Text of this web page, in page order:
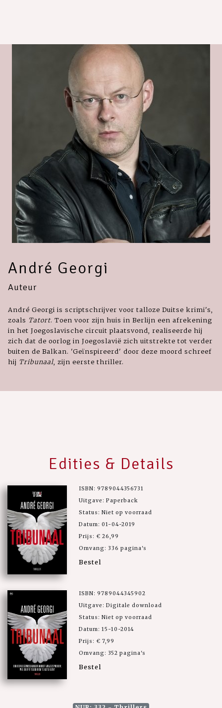
André Georgi
Auteur
André Georgi is scriptschrijver voor talloze Duitse krimi's,
zoals Tatort. Toen voor zijn huis in Berlijn een afrekening
in het Joegoslavische circuit plaatsvond, realiseerde hij
zich dat de oorlog in Joegoslavië zich uitstrekte tot verder
buiten de Balkan. 'Geïnspireerd' door deze moord schreef
hij Tribunaal , zijn eerste thriller.
Edities & Details
ISBN: 9789044356731
Uitgave: Paperback
Status: Niet op voorraad
Datum: 01-04-2019
Prijs: € 26,99
Omvang: 336 pagina's
Bestel
ISBN: 9789044345902
Uitgave: Digitale download
Status: Niet op voorraad
Datum: 15-10-2014
Prijs: € 7,99
Omvang: 352 pagina's
Bestel